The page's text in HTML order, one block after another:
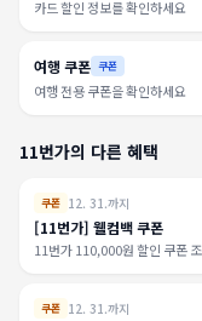
카드 할인 정보를 확인하세요
여행 쿠폰 쿠폰
여행 전용 쿠폰을 확인하세요
11번가의 다른 혜택
쿠폰 12. 31.까지
[11번가] 웰컴백 쿠폰
11번가 110,000원 할인 쿠폰
쿠폰 12. 31.까지